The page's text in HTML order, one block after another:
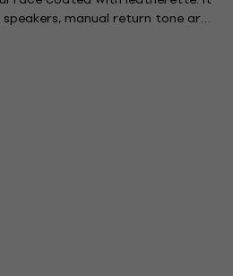
manual return tone arm,
RCA output and AUX input. It has
1/3, 45 and 78 RPM...